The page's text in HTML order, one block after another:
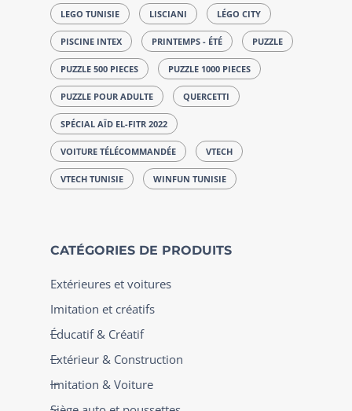
LEGO TUNISIE LISCIANI LÉGO CITY
PISCINE INTEX PRINTEMPS - ÉTÉ PUZZLE
PUZZLE 500 PIECES PUZZLE 1000 PIECES
PUZZLE POUR ADULTE QUERCETTI
SPÉCIAL AÏD EL-FITR 2022
VOITURE TÉLÉCOMMANDÉE VTECH
VTECH TUNISIE WINFUN TUNISIE
CATÉGORIES DE PRODUITS
Extérieures et voitures
Imitation et créatifs
Éducatif & Créatif
Extérieur & Construction
Imitation & Voiture